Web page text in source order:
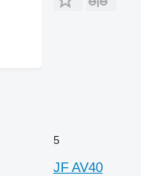
5
JF AV40